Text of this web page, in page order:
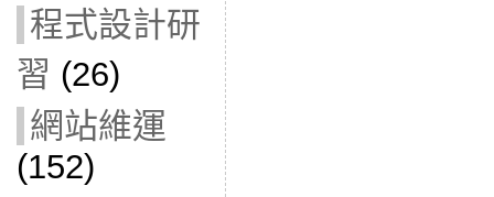
程式設計研
習 (26)
網站維運
(152)